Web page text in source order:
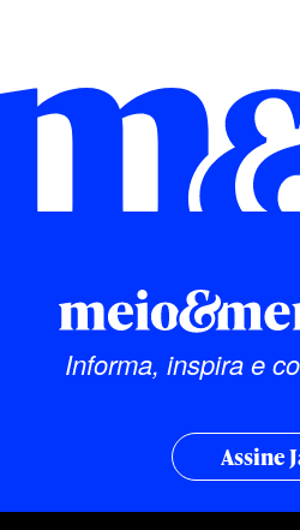
Informa, inspira e
Assine